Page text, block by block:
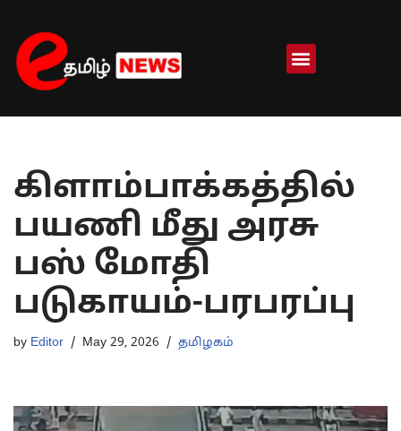
Skip
to
content
கிளாம்பாக்கத்தில்
பயணி மீது அரசு
பஸ் மோதி
படுகாயம்-பரபரப்பு
by Editor May 29, 2026 தமிழகம்